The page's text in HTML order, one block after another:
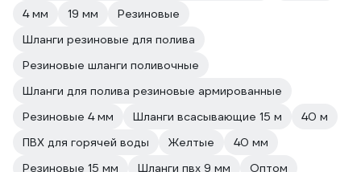
4 мм
19 мм
Резиновые
Шланги резиновые для полива
Резиновые шланги поливочные
Шланги для полива резиновые армированные
Резиновые 4 мм
Шланги всасывающие 15 м
40 м
ПВХ для горячей воды
Желтые
40 мм
Резиновые 15 мм
Шланги пвх 9 мм
Оптом